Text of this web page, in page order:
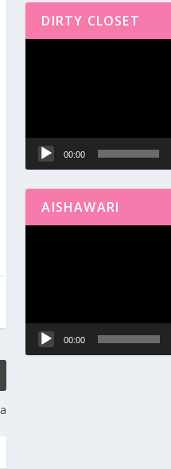
DIRTY CLOSET
00:00
AISHAWARI
00:00